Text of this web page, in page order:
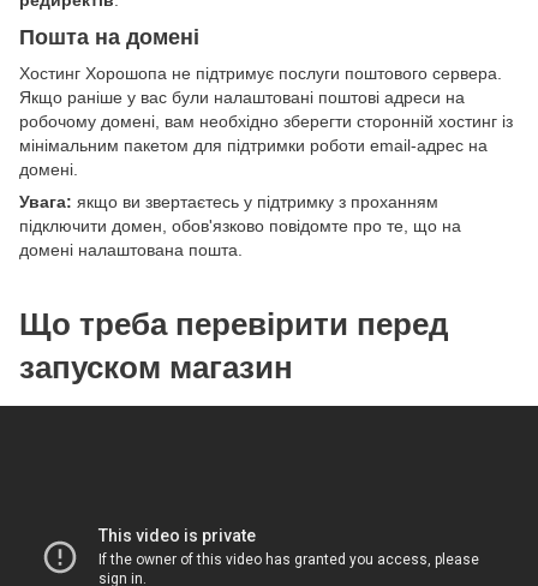
Пошта на домені
Хостинг Хорошопа не підтримує послуги поштового сервера.
Якщо раніше у вас були налаштовані поштові адреси на
робочому домені, вам необхідно зберегти сторонній хостинг із
мінімальним пакетом для підтримки роботи email-адрес на
домені.
Увага: якщо ви звертаєтесь у підтримку з проханням
підключити домен, обов'язково повідомте про те, що на
домені налаштована пошта.
Що треба перевірити перед
запуском магазин